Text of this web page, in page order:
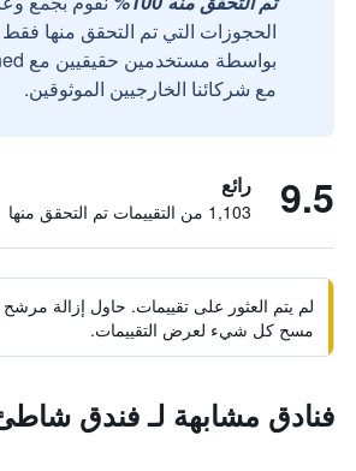
الحجوزات التي تم التحقق منها فقط
مع شركائنا الخارجيين الموثوقين.
9.5 رائع
1,103 من التقييمات تم التحقق منها
لم يتم العثور على تقييمات. حاول إزالة مرشح
مسح كل شيء لعرض التقييمات.
فنادق مشابهة لـ فندق